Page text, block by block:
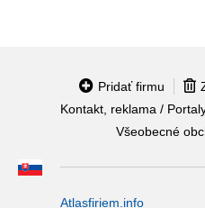
Pridať firmu
Kontakt, reklama /
Všeobecné
Atlasfiriem.info